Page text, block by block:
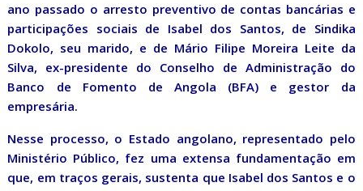
ano passado o arresto preventivo de contas bancárias e
participações sociais de Isabel dos Santos, de Sindika
Dokolo, seu marido, e de Mário Filipe Moreira Leite da
Silva, ex-presidente do Conselho de Administração do
Banco de Fomento de Angola (BFA) e gestor da
empresária.
Nesse processo, o Estado angolano, representado pelo
Ministério Público, fez uma extensa fundamentação em
que, em traços gerais, sustenta que Isabel dos Santos e o